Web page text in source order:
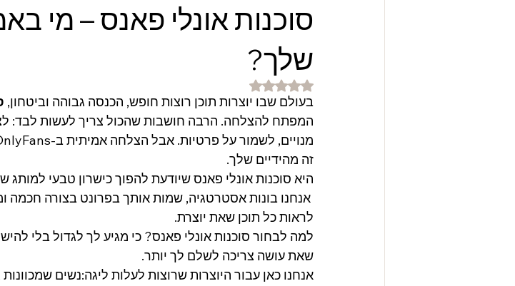
סוכנות אונלי פאנס – מי
שלך?
דירוג של NaN מתוך 5 כוכבים
בעולם שבו יוצרות תוכן רוצות חופש, הכנסה גבוהה וביטחון,
המפתח להצלחה. הרבה חושבות שהכול צריך לעשות לבד:
זה מהידיים שלך.
לראות כל תוכן שאת יוצרת.
למה לבחור סוכנות אונלי פאנס? כי מגיע לך לגדול בלי
שאת עושה צריכה לשלם לך יותר.
אנחנו כאן עבור היוצרות שרוצות לעלות ליגה:נשים